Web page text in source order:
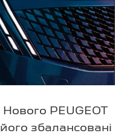
Нового PEUGEOT
збалансовані